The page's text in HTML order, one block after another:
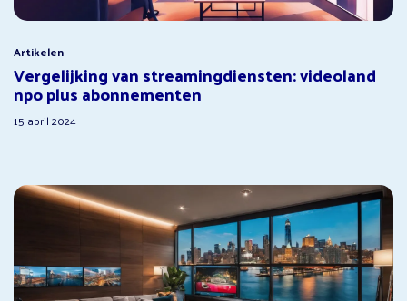
Artikelen
Vergelijking van streamingdiensten: videoland
npo plus abonnementen
15 april 2024